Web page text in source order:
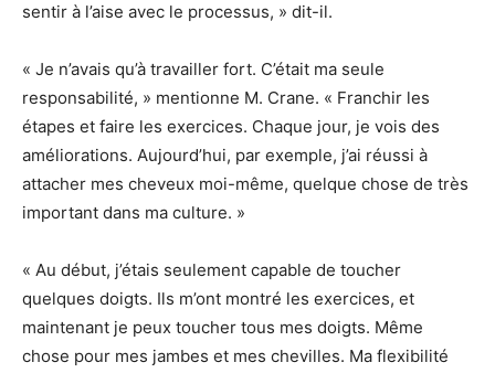
sentir à l’aise avec le processus, » dit-il.
« Je n’avais qu’à travailler fort. C’était ma seule
responsabilité, » mentionne M. Crane. « Franchir les
étapes et faire les exercices. Chaque jour, je vois des
améliorations. Aujourd’hui, par exemple, j’ai réussi à
attacher mes cheveux moi-même, quelque chose de très
important dans ma culture. »
« Au début, j’étais seulement capable de toucher
quelques doigts. Ils m’ont montré les exercices, et
maintenant je peux toucher tous mes doigts. Même
chose pour mes jambes et mes chevilles. Ma flexibilité